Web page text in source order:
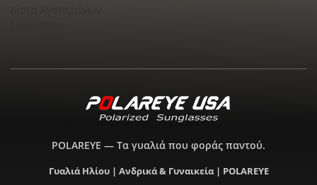
POLAREYE — Τα γυαλιά που φοράς παντού.
Γυαλιά Ηλίου | Ανδρικά & Γυναικεία | POLAREYE